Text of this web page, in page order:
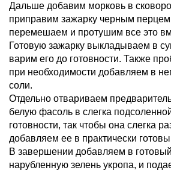
Дальше добавим морковь в
приправим зажарку черным
перемешаем и протушим все это
Готовую зажарку выкладываем в
варим его до готовности. Также
при необходимости добавляем в
соли.
Отдельно отвариваем
белую фасоль в слегка
готовности, так чтобы она слегка
добавляем ее в практически
В завершении добавляем в
нарубленную зелень укропа, и